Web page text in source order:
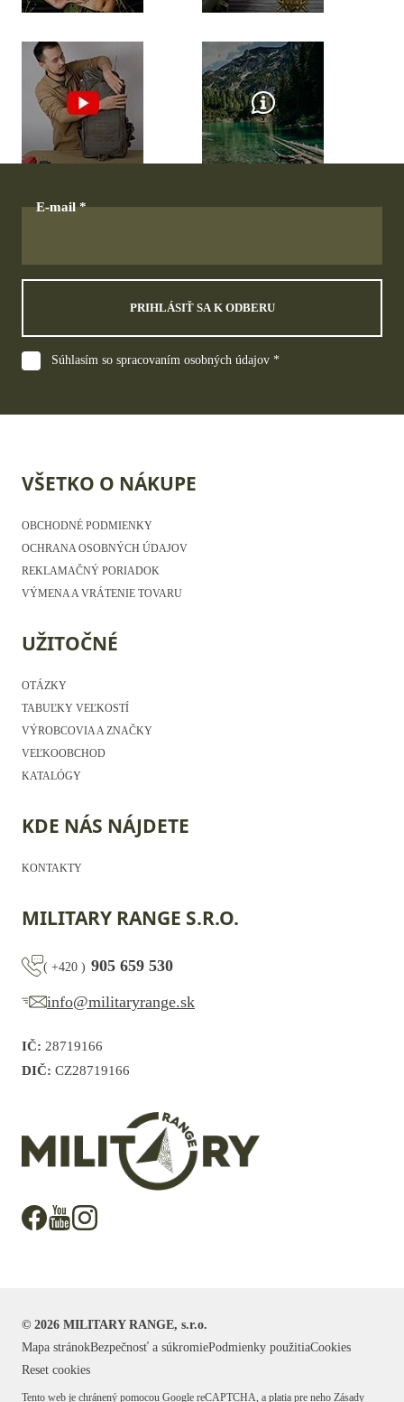
E-mail
PRIHLÁSIŤ SA K ODBERU
Súhlasím so spracovaním osobných údajov *
VŠETKO O NÁKUPE
OBCHODNÉ PODMIENKY
OCHRANA OSOBNÝCH ÚDAJOV
REKLAMAČNÝ PORIADOK
VÝMENA A VRÁTENIE TOVARU
UŽITOČNÉ
OTÁZKY
TABUĽKY VEĽKOSTÍ
VÝROBCOVIA A ZNAČKY
VEĽKOOBCHOD
KATALÓGY
KDE NÁS NÁJDETE
KONTAKTY
MILITARY RANGE S.R.O.
( +420 ) 905 659 530
info@militaryrange.sk
IČ: 28719166
DIČ: CZ28719166
© 2026 MILITARY RANGE, s.r.o.
Mapa stránokBezpečnosť a súkromiePodmienky použitiaCookies
Reset cookies
Tento web je chránený pomocou Google reCAPTCHA, a platia pre neho Zásady